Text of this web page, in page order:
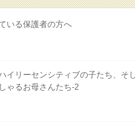
いる保護者の方へ
イリーセンシティブの子たち、そ
ゃるお母さんたち-2